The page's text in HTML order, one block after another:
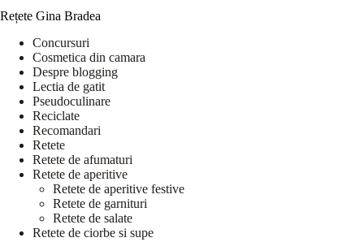
Rețete Gina Bradea
Concursuri
Cosmetica din camara
Despre blogging
Lectia de gatit
Pseudoculinare
Reciclate
Recomandari
Retete
Retete de afumaturi
Retete de aperitive
Retete de aperitive festive
Retete de garnituri
Retete de salate
Retete de ciorbe si supe